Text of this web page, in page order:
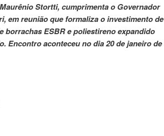
Stortti, cumprimenta o Governador
em reunião que formaliza o investimento de
borrachas ESBR e poliestireno expandido
Encontro aconteceu no dia 20 de janeiro de